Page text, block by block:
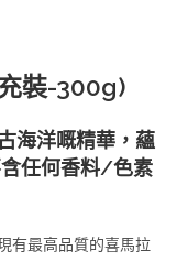
裝-300g)
海洋嘅精華，蘊
任何香料/色素
有最高品質的喜馬拉